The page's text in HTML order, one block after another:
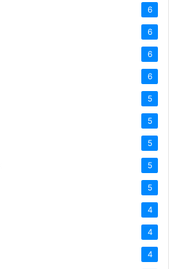
6
6
6
6
5
5
5
5
5
4
4
4